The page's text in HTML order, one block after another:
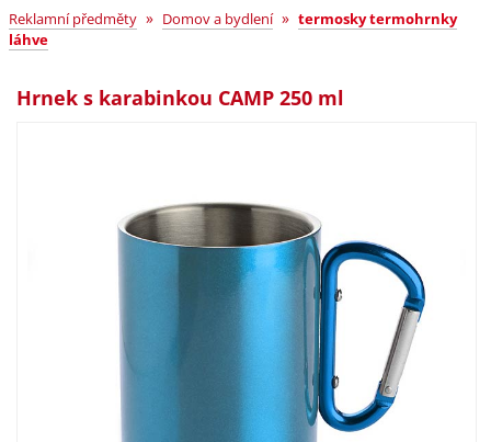
Reklamní předměty » Domov a bydlení» termosky termohrnky
láhve
Hrnek s karabinkou CAMP 250 ml